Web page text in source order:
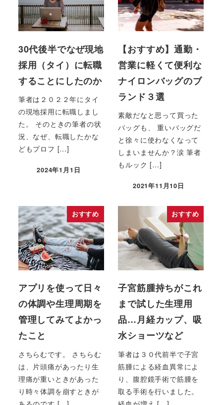
30代後半でなぜ現地
採用（タイ）に転職
することにしたのか
筆者は２０２２年にタイ
の現地採用に転職しまし
た。 そのときの筆者の状
況、なぜ、転職したかな
どもプロフ […]
2024年1月1日
【おすすめ】通勤・
営業に軽くて便利な
ナイロンバッグのブ
ランド３選
素敵だなと思って買った
バッグも、 重いバッグだ
と徐々に使わなくなって
しまいませんか？涙 筆者
もルック […]
2021年11月10日
おすすめ
アプリを使って日々
の体調や生理周期を
管理してみてよかっ
たこと
さちらむです。 さちらむ
は、片頭痛があったり生
理痛が重いときがあった
り時々体調を崩すときが
おすすめ
子宮筋腫持ちがこれ
まで試した生理用
品…月経カップ、吸
水ショーツなど
筆者は３０代前半で子宮
筋腫による経血異常によ
り、腹腔鏡手術で筋腫を
取る手術を行いました。